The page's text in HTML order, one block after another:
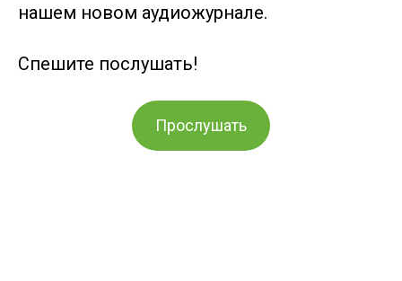
нашем новом аудиожурнале.
Спешите послушать!
Прослушать